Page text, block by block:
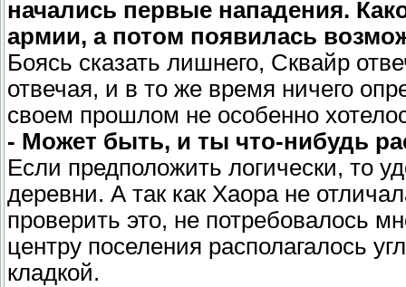
начались первые нападения.
армии, а потом появилась
Боясь сказать лишнего, Сквайр
отвечая, и в то же время ничего
своем прошлом не особенно
- Может быть, и ты что-нибудь
Если предположить логически, то
деревни. А так как Хаора не
проверить это, не потребовалось
центру поселения располагалось
кладкой.